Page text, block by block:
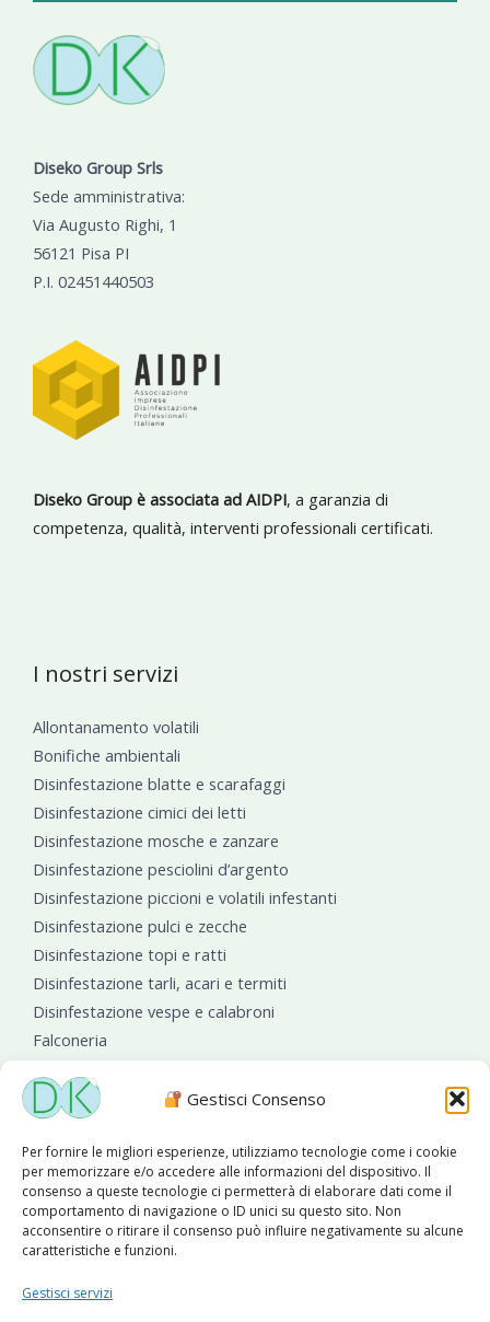
Gestisci Consenso
Per fornire le migliori esperienze, utilizziamo tecnologie come i cookie
per memorizzare e/o accedere alle informazioni del dispositivo. Il
consenso a queste tecnologie ci permetterà di elaborare dati come il
comportamento di navigazione o ID unici su questo sito. Non
acconsentire o ritirare il consenso può influire negativamente su alcune
caratteristiche e funzioni.
Gestisci servizi
Diseko Group Srls
Sede amministrativa:
Via Augusto Righi, 1
56121 Pisa PI
P.I. 02451440503
Diseko Group è associata ad AIDPI, a garanzia di
competenza, qualità, interventi professionali certificati.
I nostri servizi
Allontanamento volatili
Bonifiche ambientali
Disinfestazione blatte e scarafaggi
Disinfestazione cimici dei letti
Disinfestazione mosche e zanzare
Disinfestazione pesciolini d’argento
Disinfestazione piccioni e volatili infestanti
Disinfestazione pulci e zecche
Disinfestazione topi e ratti
Disinfestazione tarli, acari e termiti
Disinfestazione vespe e calabroni
Falconeria